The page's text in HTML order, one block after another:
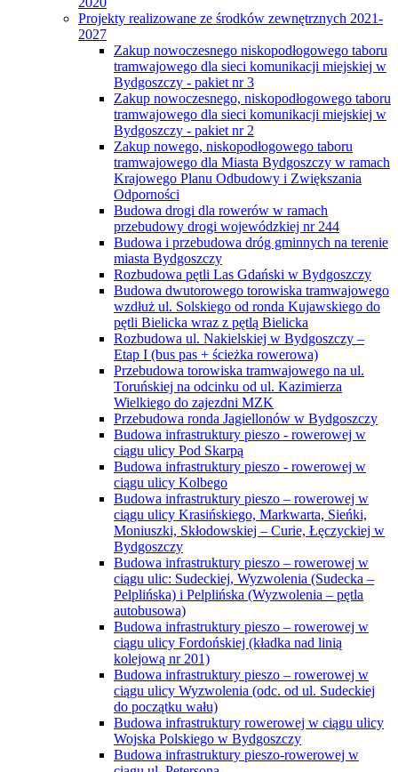
Projekty realizowane ze środków zewnętrznych 2021-
2027
Zakup nowoczesnego niskopodłogowego taboru
tramwajowego dla sieci komunikacji miejskiej w
Bydgoszczy - pakiet nr 3
Zakup nowoczesnego, niskopodłogowego taboru
tramwajowego dla sieci komunikacji miejskiej w
Bydgoszczy - pakiet nr 2
Zakup nowego, niskopodłogowego taboru
tramwajowego dla Miasta Bydgoszczy w ramach
Krajowego Planu Odbudowy i Zwiększania
Odporności
Budowa drogi dla rowerów w ramach
przebudowy drogi wojewódzkiej nr 244
Budowa i przebudowa dróg gminnych na terenie
miasta Bydgoszczy
Rozbudowa pętli Las Gdański w Bydgoszczy
Budowa dwutorowego torowiska tramwajowego
wzdłuż ul. Solskiego od ronda Kujawskiego do
pętli Bielicka wraz z pętlą Bielicka
Rozbudowa ul. Nakielskiej w Bydgoszczy –
Etap I (bus pas + ścieżka rowerowa)
Przebudowa torowiska tramwajowego na ul.
Toruńskiej na odcinku od ul. Kazimierza
Wielkiego do zajezdni MZK
Przebudowa ronda Jagiellonów w Bydgoszczy
Budowa infrastruktury pieszo - rowerowej w
ciągu ulicy Pod Skarpą
Budowa infrastruktury pieszo - rowerowej w
ciągu ulicy Kolbego
Budowa infrastruktury pieszo – rowerowej w
ciągu ulicy Krasińskiego, Markwarta, Sieńki,
Moniuszki, Skłodowskiej – Curie, Łęczyckiej w
Bydgoszczy
Budowa infrastruktury pieszo – rowerowej w
ciągu ulic: Sudeckiej, Wyzwolenia (Sudecka –
Pelplińska) i Pelplińska (Wyzwolenia – pętla
autobusowa)
Budowa infrastruktury pieszo – rowerowej w
ciągu ulicy Fordońskiej (kładka nad linią
kolejową nr 201)
Budowa infrastruktury pieszo – rowerowej w
ciągu ulicy Wyzwolenia (odc. od ul. Sudeckiej
do początku wału)
Budowa infrastruktury rowerowej w ciągu ulicy
Wojska Polskiego w Bydgoszczy
Budowa infrastruktury pieszo-rowerowej w